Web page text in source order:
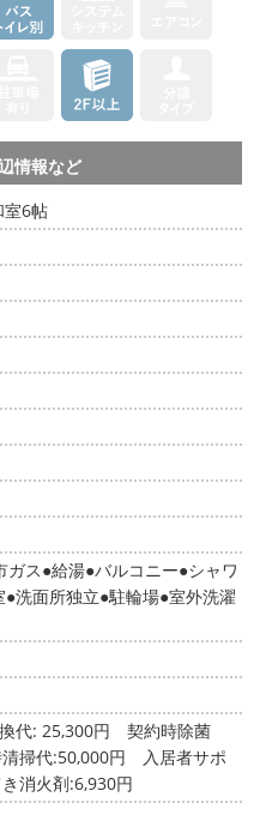
情報など
室6帖
ガス 給湯 バルコニー シャワ
洗面所独立 駐輪場 室外洗濯
代: 25,300円
契約時除菌
掃代:50,000円 入居者サポ
消火剤:6,930円